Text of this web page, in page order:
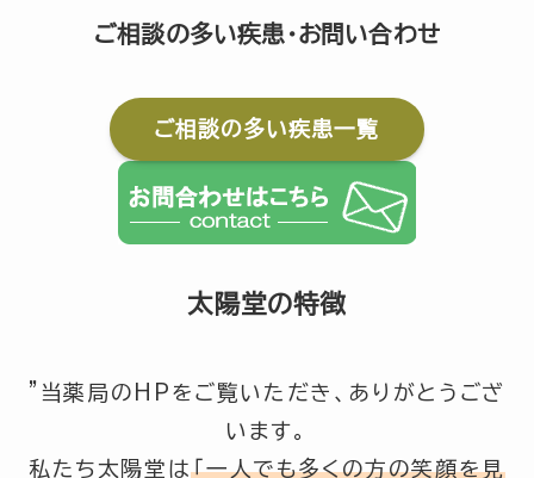
ご相談の多い疾患・お問い合わせ
ご相談の多い疾患一覧
太陽堂の特徴
”当薬局のHPをご覧いただき、ありがとうござ
います。
私たち太陽堂は「一人でも多くの方の笑顔を見